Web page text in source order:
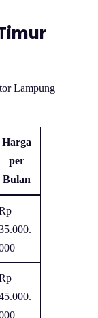
Lampung
Harga
per
Bulan